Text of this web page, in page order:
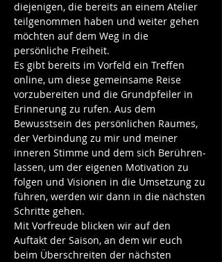
diejenigen, die bereits an einem Atelier
teilgenommen haben und weiter gehen
möchten auf dem Weg in die
persönliche Freiheit.
Es gibt bereits im Vorfeld ein Treffen
online, um diese gemeinsame Reise
vorzubereiten und die Grundpfeiler in
Erinnerung zu rufen. Aus dem
Bewusstsein des persönlichen Raumes,
der Verbindung zu mir und meiner
inneren Stimme und dem sich Berühren-
lassen, um der eigenen Motivation zu
folgen und Visionen in die Umsetzung zu
führen, werden wir dann in die nächsten
Schritte gehen.
Mit Vorfreude blicken wir auf den
Auftakt der Saison, an dem wir euch
beim Überschreiten der nächsten